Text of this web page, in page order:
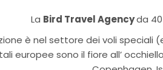
La Bird Travel Agencyda
è nel settore dei voli speciali
europee sono il fiore all’